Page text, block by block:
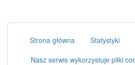
Strona główna Statystyki
Nasz serwis wykorzystuje pliki